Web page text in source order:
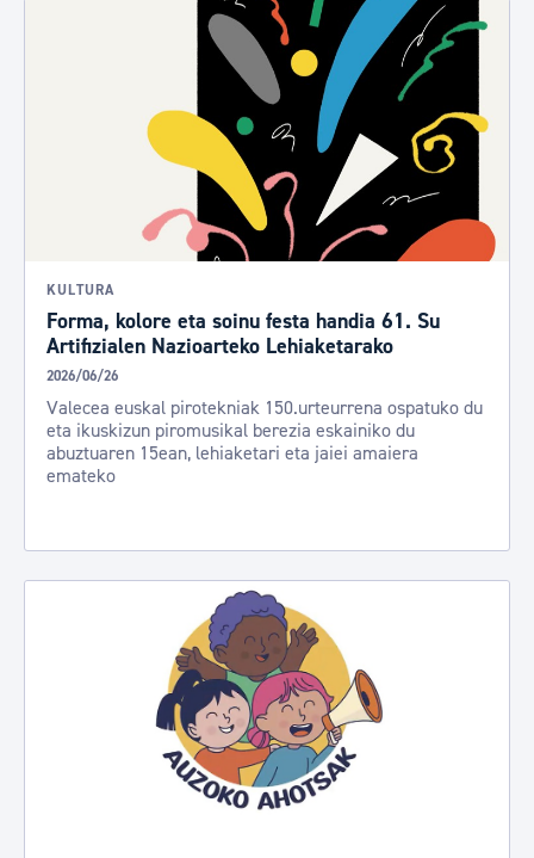
KULTURA
Forma, kolore eta soinu festa handia 61. Su
Artifizialen Nazioarteko Lehiaketarako
2026/06/26
Valecea euskal pirotekniak 150.urteurrena ospatuko du
eta ikuskizun piromusikal berezia eskainiko du
abuztuaren 15ean, lehiaketari eta jaiei amaiera
emateko